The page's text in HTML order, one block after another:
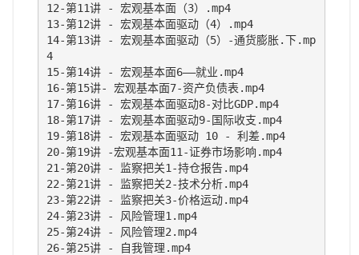
12-第11讲 - 宏观基本面（3）.mp4
13-第12讲 - 宏观基本面驱动（4）.mp4
14-第13讲 - 宏观基本面驱动（5）-通货膨胀.下.mp
4
15-第14讲 - 宏观基本面6——就业.mp4
16-第15讲- 宏观基本面7-资产负债表.mp4
17-第16讲 - 宏观基本面驱动8-对比GDP.mp4
18-第17讲 - 宏观基本面驱动9-国际收支.mp4
19-第18讲 - 宏观基本面驱动 10 - 利差.mp4
20-第19讲 -宏观基本面11-证券市场影响.mp4
21-第20讲 - 监察把关1-持仓报告.mp4
22-第21讲 - 监察把关2-技术分析.mp4
23-第22讲 - 监察把关3-价格运动.mp4
24-第23讲 - 风险管理1.mp4
25-第24讲 - 风险管理2.mp4
26-第25讲 - 自我管理.mp4